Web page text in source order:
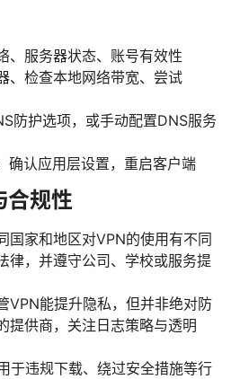
、服务器状态、账号有效性
、检查本地网络带宽、尝试
防护选项，或手动配置DNS服务
确认应用层设置，重启客户端
合规性
国家和地区对VPN的使用有不同
律，并遵守公司、学校或服务提
VPN能提升隐私，但并非绝对防
提供商，关注日志策略与透明
于违规下载、绕过安全措施等行